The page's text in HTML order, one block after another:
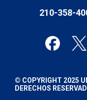
210-358-
© COPYRIGHT 2025
DERECHOS